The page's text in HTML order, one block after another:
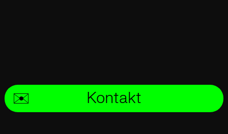
✉️ Kontakt